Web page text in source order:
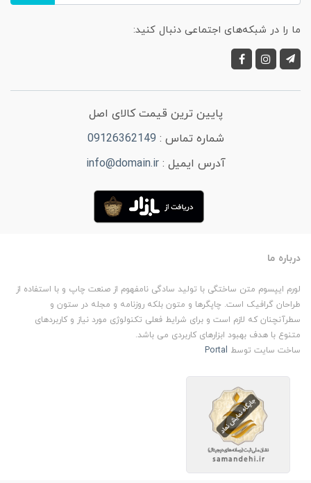
ما را در شبکه‌های اجتماعی دنبال کنید:
پایین ترین قیمت کالای اصل
شماره تماس : 09126362149
آدرس ایمیل :info@domain.ir
درباره ما
لورم ایپسوم متن ساختگی با تولید سادگی نامفهوم از صنعت چاپ و با استفاده از
طراحان گرافیک است. چاپگرها و متون بلکه روزنامه و مجله در ستون و
سطرآنچنان که لازم است و برای شرایط فعلی تکنولوژی مورد نیاز و کاربردهای
متنوع با هدف بهبود ابزارهای کاربردی می باشد.
ساخت سایت توسط Portal